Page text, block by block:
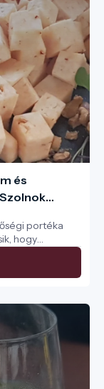
és
portéka
hogy
rád.
gyakorlati